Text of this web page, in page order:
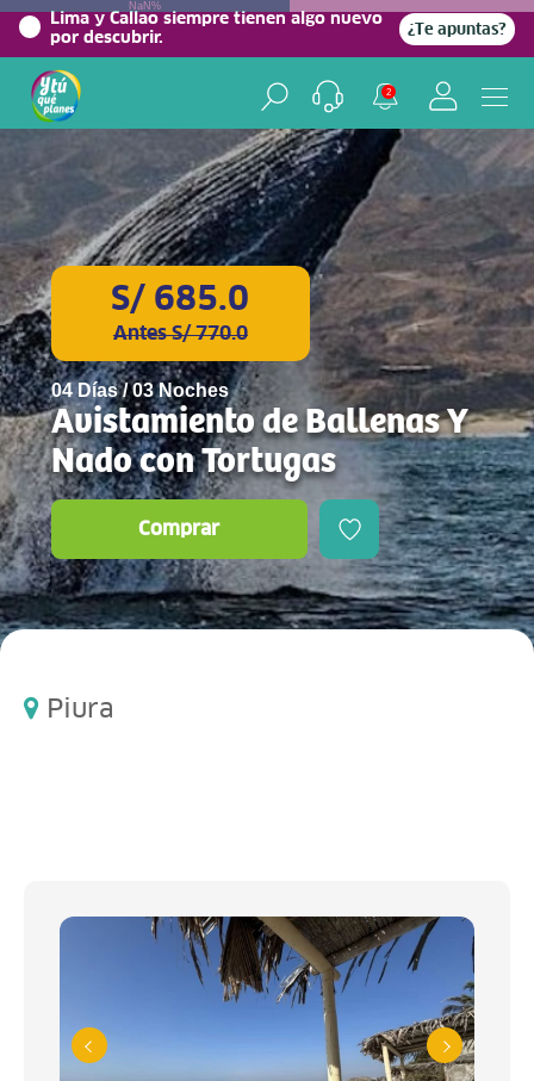
Lima y Callao siempre tienen algo nuevo
por descubrir.
¿Te apuntas?
2
NaN%
S/ 685.0
Antes S/ 770.0
04 Días / 03 Noches
Avistamiento de Ballenas Y
Nado con Tortugas
Comprar
Piura